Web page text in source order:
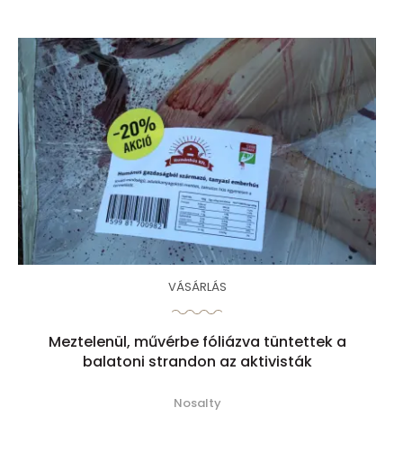
VÁSÁRLÁS
Meztelenül, művérbe fóliázva tüntettek a
balatoni strandon az aktivisták
Nosalty